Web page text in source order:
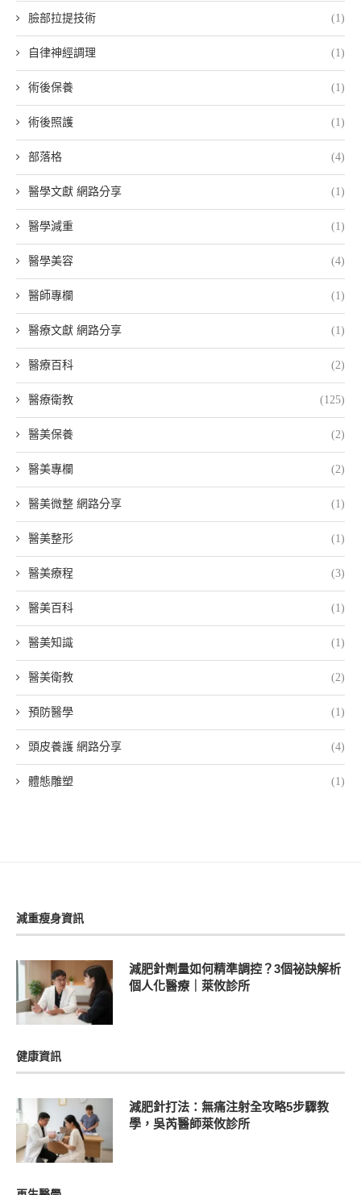
臉部拉提技術 (1)
自律神經調理 (1)
術後保養 (1)
術後照護 (1)
部落格 (4)
醫學文獻 網路分享 (1)
醫學減重 (1)
醫學美容 (4)
醫師專欄 (1)
醫療文獻 網路分享 (1)
醫療百科 (2)
醫療衛教 (125)
醫美保養 (2)
醫美專欄 (2)
醫美微整 網路分享 (1)
醫美整形 (1)
醫美療程 (3)
醫美百科 (1)
醫美知識 (1)
醫美衛教 (2)
預防醫學 (1)
頭皮養護 網路分享 (4)
體態雕塑 (1)
減重瘦身資訊
減肥針劑量如何精準調控？3個祕訣解析
個人化醫療｜萊攸診所
健康資訊
減肥針打法：無痛注射全攻略5步驟教
學，吳芮醫師萊攸診所